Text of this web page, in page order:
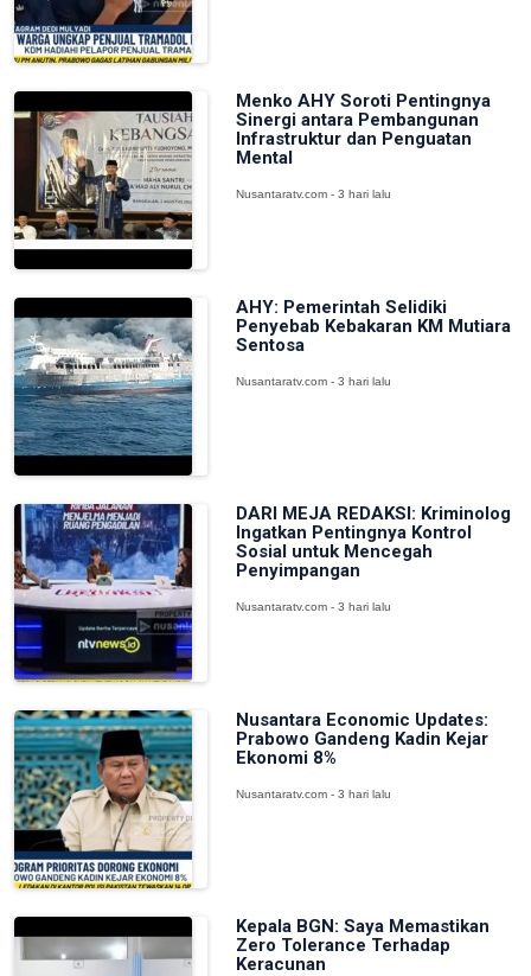
Menko AHY Soroti Pentingnya
Sinergi antara Pembangunan
Infrastruktur dan Penguatan
Mental
Nusantaratv.com - 3 hari lalu
AHY: Pemerintah Selidiki
Penyebab Kebakaran KM Mutiara
Sentosa
Nusantaratv.com - 3 hari lalu
DARI MEJA REDAKSI: Kriminolog
Ingatkan Pentingnya Kontrol
Sosial untuk Mencegah
Penyimpangan
Nusantaratv.com - 3 hari lalu
Nusantara Economic Updates:
Prabowo Gandeng Kadin Kejar
Ekonomi 8%
Nusantaratv.com - 3 hari lalu
Kepala BGN: Saya Memastikan
Zero Tolerance Terhadap
Keracunan